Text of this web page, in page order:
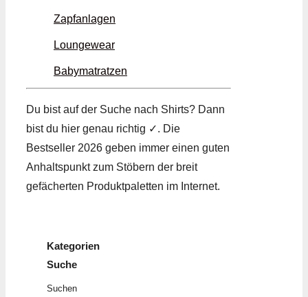
Zapfanlagen
Loungewear
Babymatratzen
Du bist auf der Suche nach Shirts? Dann
bist du hier genau richtig ✓. Die
Bestseller 2026 geben immer einen guten
Anhaltspunkt zum Stöbern der breit
gefächerten Produktpaletten im Internet.
Kategorien
Suche
Suchen